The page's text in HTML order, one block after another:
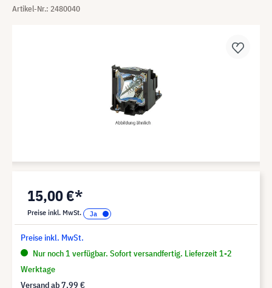
Artikel-Nr.: 2480040
15,00 €*
Preise inkl. MwSt.
Preise inkl. MwSt.
Nur noch 1 verfügbar. Sofort versandfertig. Lieferzeit 1-2
Werktage
Versand ab7,99 €